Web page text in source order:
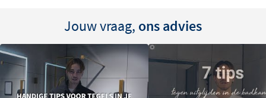
Jouw vraag, ons advies